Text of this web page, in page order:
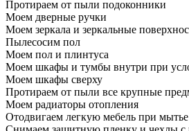
Протираем от пыли подоконники
Моем дверные ручки
Моем зеркала и зеркальные
Пылесосим пол
Моем пол и плинтуса
Моем шкафы и тумбы внутри при
Моем шкафы сверху
Протираем от пыли все крупные
Моем радиаторы отопления
Отодвигаем легкую мебель при